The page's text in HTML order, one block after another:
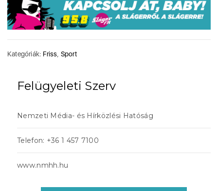
Kategóriák: Friss Sport
Felügyeleti Szerv
Nemzeti Média- és Hírközlési Hatóság
Telefon: +36 1 457 7100
www.nmhh.hu